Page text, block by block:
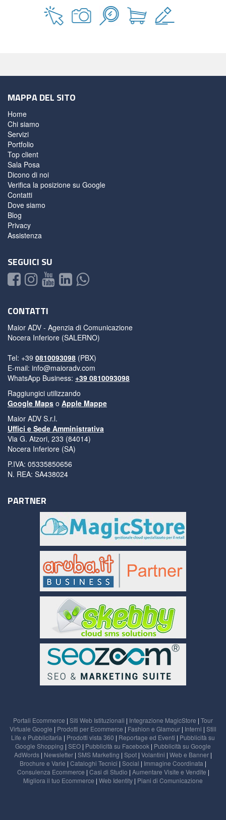
MAPPA DEL SITO
Home
Chi siamo
Servizi
Portfolio
Top client
Sala Posa
Dicono di noi
Verifica la posizione su Google
Contatti
Dove siamo
Blog
Privacy
Assistenza
SEGUICI SU
CONTATTI
Maior ADV - Agenzia di Comunicazione
Nocera Inferiore (SALERNO)
Tel: +39 0810093098 (PBX)
E-mail: info@maioradv.com
WhatsApp Business: +39 0810093098
Raggiungici utilizzando
Google Maps o Apple Mappe
Maior ADV S.r.l.
Uffici e Sede Amministrativa
Via G. Atzori, 233 (84014)
Nocera Inferiore (SA)
P.IVA: 05335850656
N. REA: SA438024
PARTNER
Portali Ecommerce | Siti Web Istituzionali | Integrazione MagicStore | Tour
Virtuale Google | Prodotti per Ecommerce | Fashion e Glamour | Interni | Still
Life e Pubblicitaria | Prodotti vista 360 | Reportage ed Eventi | Pubblicità su
Google Shopping | SEO | Pubblicità su Facebook | Pubblicità su Google
AdWords | Newsletter | SMS Marketing | Spot | Volantini | Web e Banner |
Brochure e Varie | Cataloghi Tecnici | Social | Immagine Coordinata |
Consulenza Ecommerce | Casi di Studio | Aumentare Visite e Vendite |
Migliora il tuo Ecommerce | Web Identity | Piani di Comunicazione